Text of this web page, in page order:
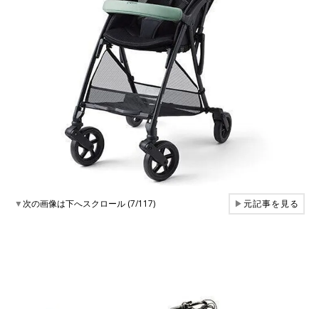
▼次の画像は下へスクロール (7/117) ▶元記事を見る